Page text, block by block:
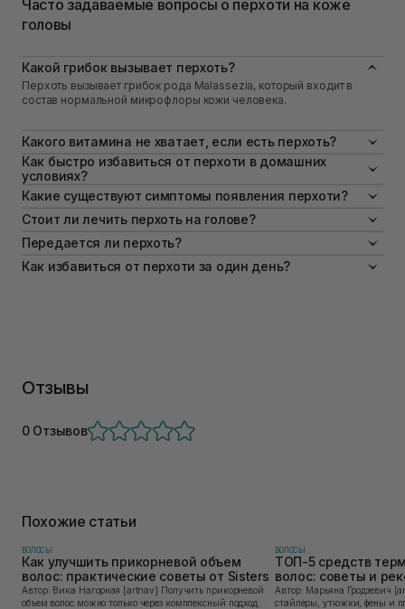
Часто задаваемые вопросы о перхоти на коже
головы
Какой грибок вызывает перхоть?
Перхоть вызывает грибок рода Malassezia, который входит в
состав нормальной микрофлоры кожи человека.
Какого витамина не хватает, если есть перхоть?
На сегодня доказано, что снижение уровня цинка, витамина Е и D
может быть причиной развития себорейного дерматита.
Как быстро избавиться от перхоти в домашних
условиях?
Лучшим вариантом для того, чтобы эффективно и качественно
избавиться от перхоти, является обращение к врачу.
Какие существуют симптомы появления перхоти?
Сухость или, наоборот, чрезмерная жирность кожи головы,
стянутость и зуд, мелкие белые или желтые жирные чешуйки на
волосах и одежде.
Стоит ли лечить перхоть на голове?
Перхоть обязательно нужно лечить, ведь это не просто
косметический дефект – это состояние, которое свидетельствует
о дисбалансе в организме и коже и может привести, например, к
Передается ли перхоть?
Себорейный дерматит – это заболевание, к которому у человека
есть генетическая предрасположенность, но оно не является
Как избавиться от перхоти за один день?
Отзывы
0 Отзывов
Похожие статьи
ВОЛОСЫ
Как улучшить прикорневой объем
волос: практические советы от Sisters
Автор: Вика Нагорная [artnav] Получить прикорневой
объем волос можно только через комплексный подход:
ВОЛОСЫ
ТОП-5 средств
волос: советы и
Sisters
Автор: Марьяна Гродзевич [artnav] Современные
стайлеры, утюжки, фены и